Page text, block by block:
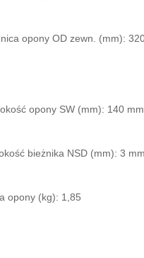
opony OD zewn. (mm):
opony SW (mm): 140 mm
bieżnika NSD (mm): 3 mm
opony (kg): 1,85